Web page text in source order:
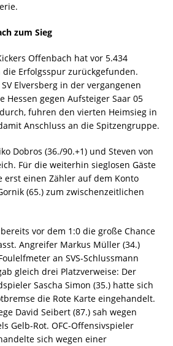
zum Sieg
Offenbach hat vor 5.434
Erfolgsspur zurückgefunden.
Elversberg in der vergangenen
Hessen gegen Aufsteiger Saar 05
fuhren den vierten Heimsieg in
Anschluss an die Spitzengruppe.
Dobros (36./90.+1) und Steven von
Für die weiterhin sieglosen Gäste
erst einen Zähler auf dem Konto
(65.) zum zwischenzeitlichen
vor dem 1:0 die große Chance
Angreifer Markus Müller (34.)
an SVS-Schlussmann
gleich drei Platzverweise: Der
Sascha Simon (35.) hatte sich
die Rote Karte eingehandelt.
David Seibert (87.) sah wegen
Gelb-Rot. OFC-Offensivspieler
sich wegen einer